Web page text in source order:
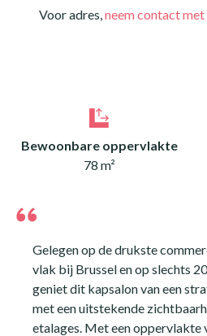
Voor adres,neem contact met
Bewoonbare oppervlakte
78 m²
Gelegen op de drukste
vlak bij Brussel en op slechts
geniet dit kapsalon van een
met een uitstekende
etalages. Met een oppervlakte